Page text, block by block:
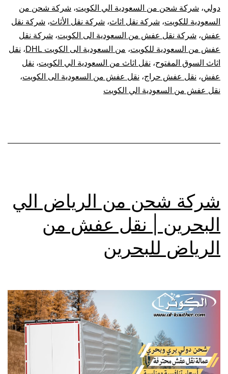
دولي، شركة شحن من السعودية الي الكويت، شركة شحن من
السعودية للكويت، شركة نقل اثاث، شركة نقل الأثاث، شركة نقل
عفش، شركة نقل عفش من السعودية الى الكويت، شركة نقل
عفش من السعودية للكويت، من السعودية الى الكويت DHL ، نقل
اثاث السوق المفتوح، نقل اثاث من السعودية الي الكويت، نقل
عفش، نقل عفش حراج، نقل عفش من السعودية الى الكويت،
نقل عفش من السعودية الي الكويت
شركة شحن من الرياض الي
البحرين | نقل عفش من
الرياض للبحرين